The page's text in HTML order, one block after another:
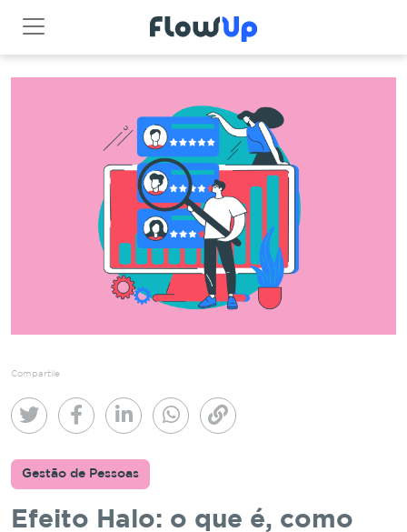
Compartile
Gestão de Pessoas
Efeito Halo: o que é, como